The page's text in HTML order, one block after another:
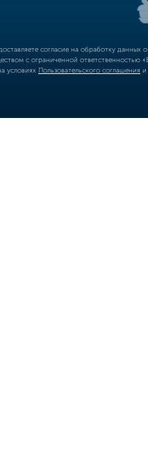
согласие на обработку
с ограниченной
условиях Пользовательского соглашения и